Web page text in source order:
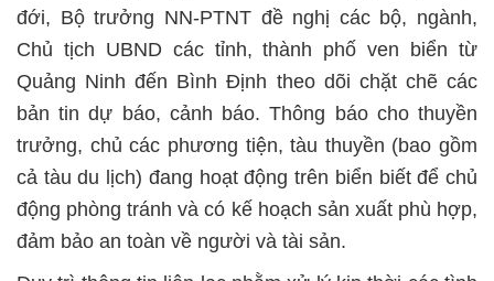
đới, Bộ trưởng NN-PTNT đề nghị các bộ, ngành,
Chủ tịch UBND các tỉnh, thành phố ven biển từ
Quảng Ninh đến Bình Định theo dõi chặt chẽ các
bản tin dự báo, cảnh báo. Thông báo cho thuyền
trưởng, chủ các phương tiện, tàu thuyền (bao gồm
cả tàu du lịch) đang hoạt động trên biển biết để chủ
động phòng tránh và có kế hoạch sản xuất phù hợp,
đảm bảo an toàn về người và tài sản.